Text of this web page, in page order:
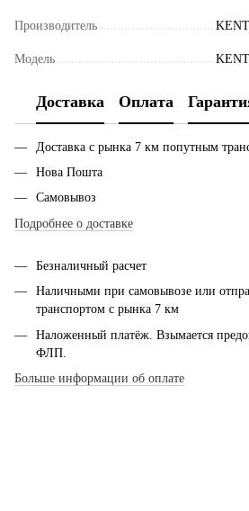
Производитель
Модель
Доставка Оплата
Доставка с рынка 7 км попутным
Нова Пошта
Самовывоз
Подробнее о доставке
Безналичный расчет
Наличными при самовывозе или
транспортом с рынка 7 км
Наложенный платёж. Взымается
ФЛП.
Больше информации об оплате